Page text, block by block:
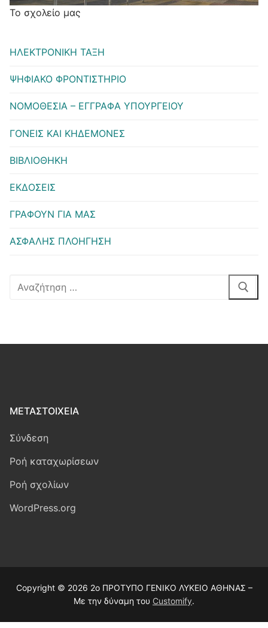
Το σχολείο μας
ΗΛΕΚΤΡΟΝΙΚΗ ΤΑΞΗ
ΨΗΦΙΑΚΟ ΦΡΟΝΤΙΣΤΗΡΙΟ
ΝΟΜΟΘΕΣΙΑ – ΕΓΓΡΑΦΑ ΥΠΟΥΡΓΕΙΟΥ
ΓΟΝΕΙΣ ΚΑΙ ΚΗΔΕΜΟΝΕΣ
ΒΙΒΛΙΟΘΗΚΗ
ΕΚΔΟΣΕΙΣ
ΓΡΑΦΟΥΝ ΓΙΑ ΜΑΣ
ΑΣΦΑΛΗΣ ΠΛΟΗΓΗΣΗ
Αναζήτηση
ΜΕΤΑΣΤΟΙΧΕΊΑ
Σύνδεση
Ροή καταχωρίσεων
Ροή σχολίων
WordPress.org
Copyright © 2026 2ο ΠΡΟΤΥΠΟ ΓΕΝΙΚΟ ΛΥΚΕΙΟ ΑΘΗΝΑΣ –
Με την δύναμη του Customify.